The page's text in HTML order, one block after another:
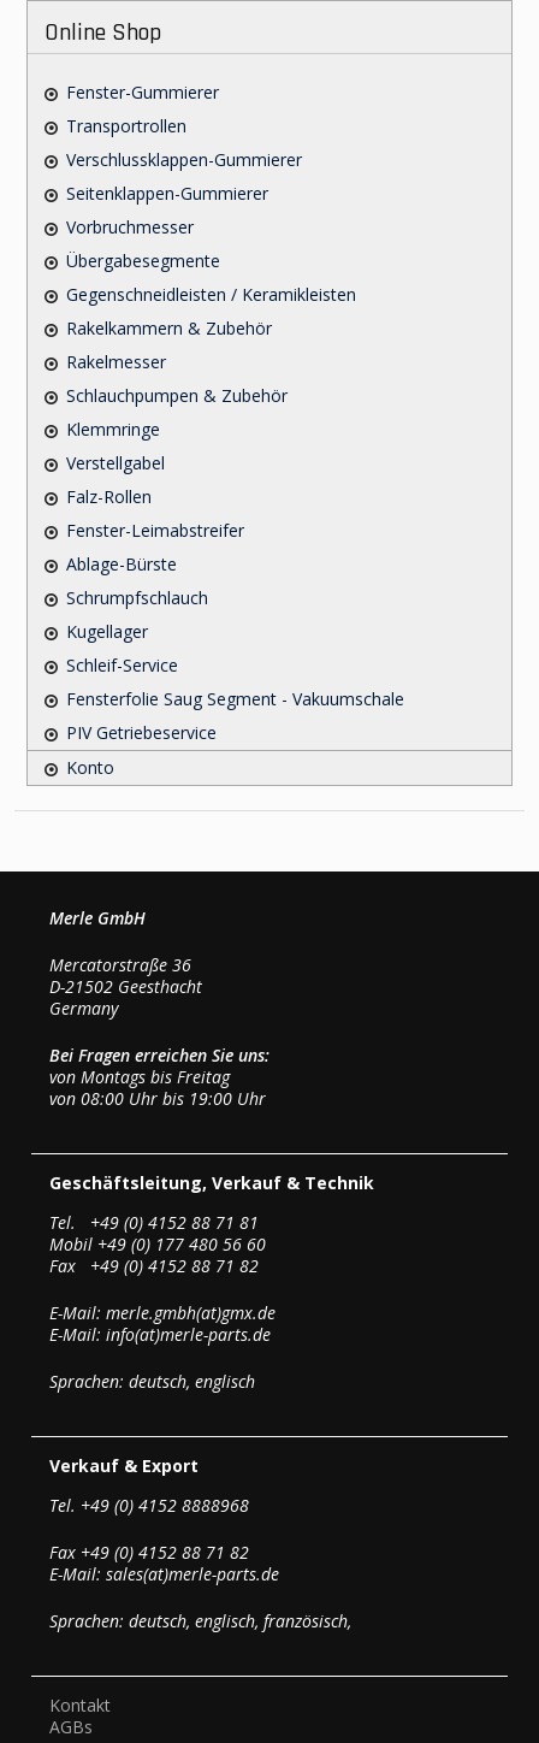
Online Shop
Fenster-Gummierer
Transportrollen
Verschlussklappen-Gummierer
Seitenklappen-Gummierer
Vorbruchmesser
Übergabesegmente
Gegenschneidleisten / Keramikleisten
Rakelkammern & Zubehör
Rakelmesser
Schlauchpumpen & Zubehör
Klemmringe
Verstellgabel
Falz-Rollen
Fenster-Leimabstreifer
Ablage-Bürste
Schrumpfschlauch
Kugellager
Schleif-Service
Fensterfolie Saug Segment - Vakuumschale
PIV Getriebeservice
Konto
Merle GmbH
Mercatorstraße 36
D-21502 Geesthacht
Germany
Bei Fragen erreichen Sie uns:
von Montags bis Freitag
von 08:00 Uhr bis 19:00 Uhr
Geschäftsleitung, Verkauf & Technik
Tel. +49 (0) 4152 88 71 81
Mobil +49 (0) 177 480 56 60
Fax +49 (0) 4152 88 71 82
E-Mail: merle.gmbh(at)gmx.de
E-Mail: info(at)merle-parts.de
Sprachen: deutsch, englisch
Verkauf & Export
Tel. +49 (0) 4152 8888968
Fax +49 (0) 4152 88 71 82
E-Mail: sales(at)merle-parts.de
Sprachen: deutsch, englisch, französisch,
Kontakt
AGBs